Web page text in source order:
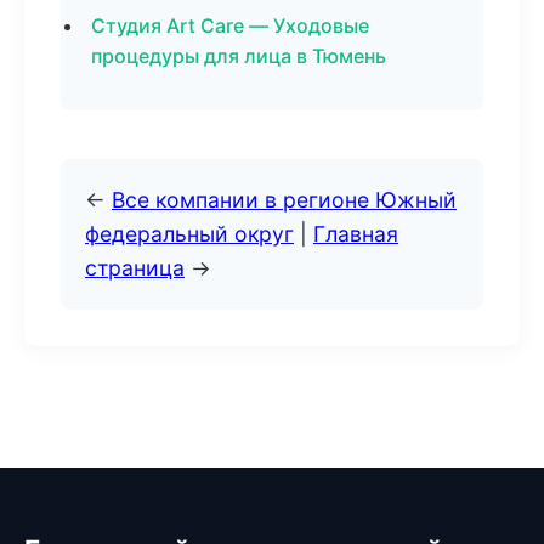
Студия Art Care — Уходовые
процедуры для лица в Тюмень
← Все компании в регионе Южный
федеральный округ
Главная
страница →